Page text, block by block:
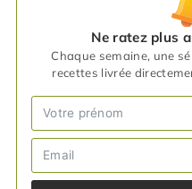
Ne ratez plus
Chaque semaine, une
recettes livrée